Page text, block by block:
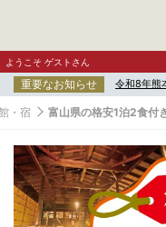
ようこそ ゲストさん
重要なお知らせ 令和8年熊
・宿 富山県の格安1泊2食付
富
山
県